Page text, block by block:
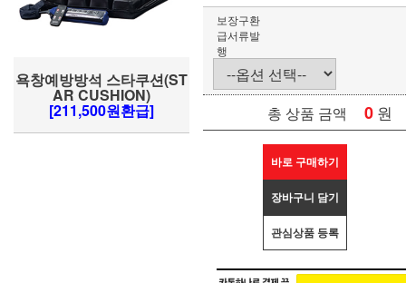
욕창예방방석 스타쿠션(ST
AR CUSHION)
[211,500원환급]
보장구환
급서류발
행
총 상품 금액 0 원
바로 구매하기
장바구니 담기
관심상품 등록